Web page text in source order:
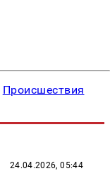
Происшествия
24.04.2026, 05:44